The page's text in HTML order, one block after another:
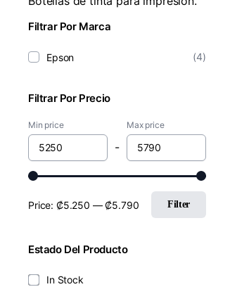
Filtrar Por Marca
Epson (4)
Filtrar Por Precio
Min price
-
Max price
Filter
Price: ₡5.250 —₡5.790
Estado Del Producto
In Stock